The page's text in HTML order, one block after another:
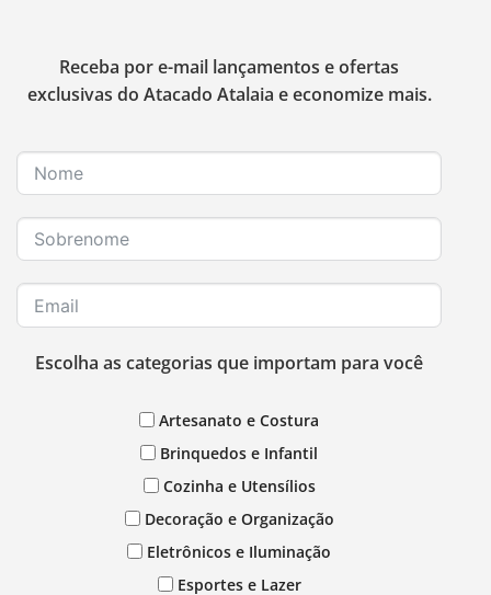
Receba por e-mail lançamentos e ofertas
exclusivas do Atacado Atalaia e economize mais.
Escolha as categorias que importam para você
Artesanato e Costura
Brinquedos e Infantil
Cozinha e Utensílios
Decoração e Organização
Eletrônicos e Iluminação
Esportes e Lazer